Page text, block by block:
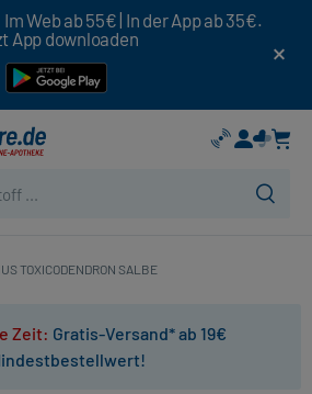
Web ab 55€ | In der App ab 35€.
App downloaden
TOXICODENDRON SALBE
Zeit: Gratis-Versand* ab 19€